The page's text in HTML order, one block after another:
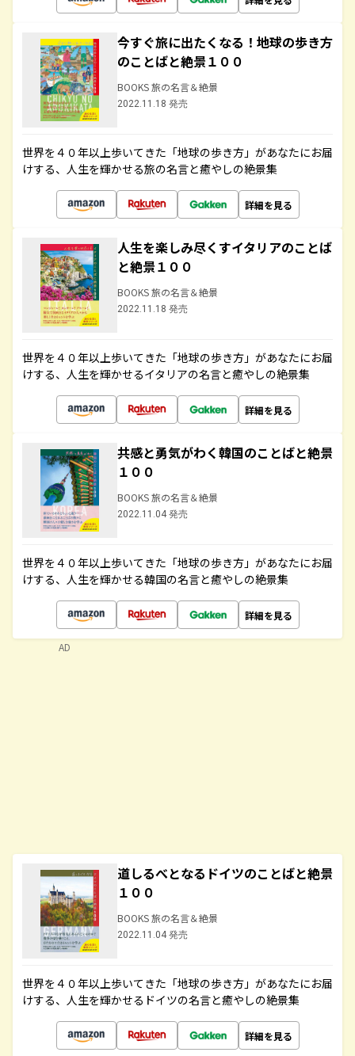
今すぐ旅に出たくなる！地球の歩き方
のことばと絶景１００
BOOKS 旅の名言＆絶景
2022.11.18 発売
世界を４０年以上歩いてきた「地球の歩き方」があなたにお届
けする、人生を輝かせる旅の名言と癒やしの絶景集
詳細を見る
人生を楽しみ尽くすイタリアのことば
と絶景１００
BOOKS 旅の名言＆絶景
2022.11.18 発売
世界を４０年以上歩いてきた「地球の歩き方」があなたにお届
けする、人生を輝かせるイタリアの名言と癒やしの絶景集
詳細を見る
共感と勇気がわく韓国のことばと絶景
１００
BOOKS 旅の名言＆絶景
2022.11.04 発売
世界を４０年以上歩いてきた「地球の歩き方」があなたにお届
けする、人生を輝かせる韓国の名言と癒やしの絶景集
詳細を見る
道しるべとなるドイツのことばと絶景
１００
BOOKS 旅の名言＆絶景
2022.11.04 発売
世界を４０年以上歩いてきた「地球の歩き方」があなたにお届
けする、人生を輝かせるドイツの名言と癒やしの絶景集
詳細を見る
AD